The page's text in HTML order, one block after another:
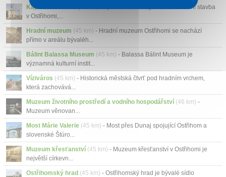
Kaple sv. Tomáše
- aple sv. Tomáše je menší sakrální stavba
v Ostřihomi,...
Hradní muzeum (45 km) - Hradní muzeum Ostřihomi se nachází
přímo v areálu bývaléh...
Bálint Balassa Museum (45 km) - Balassa Bálint Museum je
významná kulturní instit...
Víziváros (45 km) - Historická městská čtvrť pod hradním vrchem,
která zachovává...
Muzeum životního prostředí a vodního hospodářství (46 km) -
Muzeum věnovan...
Most Márie Valerie (45 km) - Most přes Dunaj spojující Ostřihom a
slovenské Štúro...
Muzeum křesťanství (45 km) - Muzeum křesťanství v Ostřihomi je
největší církevn...
Ostřihomský hrad (45 km) - Ostřihomský hrad je bývalé sídlo